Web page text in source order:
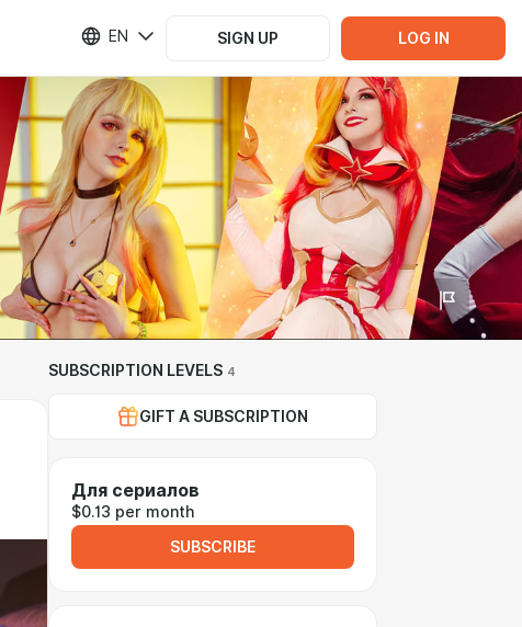
EN SIGN UP LOG IN
SUBSCRIPTION LEVELS 4
GIFT A SUBSCRIPTION
Для сериалов
$0.13 per month
SUBSCRIBE